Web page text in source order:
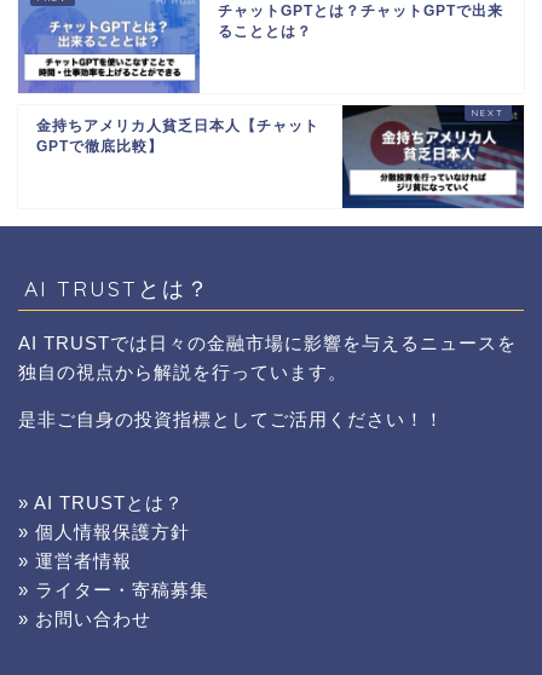
チャットGPTとは？チャットGPTで出来
ることとは？
金持ちアメリカ人貧乏日本人【チャット
GPTで徹底比較】
AI TRUSTとは？
AI TRUSTでは日々の金融市場に影響を与えるニュースを
独自の視点から解説を行っています。
是非ご自身の投資指標としてご活用ください！！
» AI TRUSTとは？
» 個人情報保護方針
» 運営者情報
» ライター・寄稿募集
» お問い合わせ